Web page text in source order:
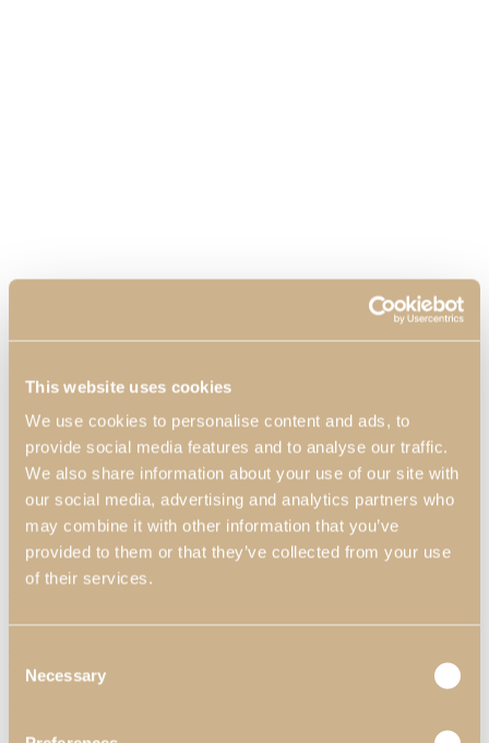
This website uses cookies
We use cookies to personalise content and ads, to
provide social media features and to analyse our traffic.
We also share information about your use of our site with
our social media, advertising and analytics partners who
may combine it with other information that you’ve
provided to them or that they’ve collected from your use
of their services.
Selection
Necessary
Personalização
encontra uma variada seleção de Materiais e Acabamentos que vão